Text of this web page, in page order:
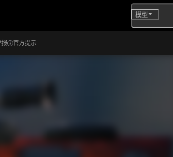
模型
报 官方提示